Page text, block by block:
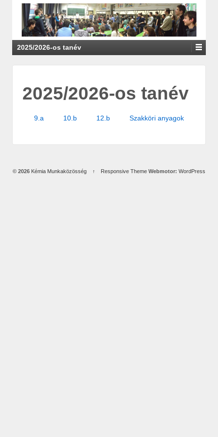
2025/2026-os tanév
2025/2026-os tanév
9.a 10.b 12.b Szakköri anyagok
© 2026 Kémia Munkaközösség ↑ Responsive ThemeWebmotor: WordPress